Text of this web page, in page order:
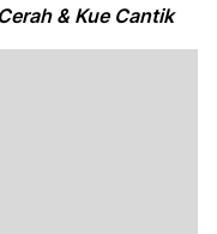
& Kue Cantik